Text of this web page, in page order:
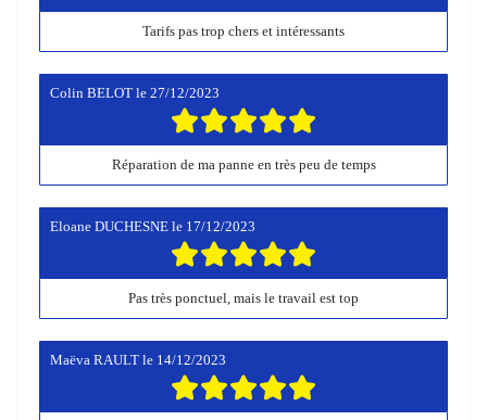
Tarifs pas trop chers et intéressants
Colin BELOT le 27/12/2023
Réparation de ma panne en très peu de temps
Eloane DUCHESNE le 17/12/2023
Pas très ponctuel, mais le travail est top
Maëva RAULT le 14/12/2023